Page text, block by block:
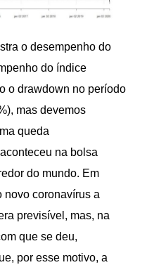
o desempenho do
do índice
o drawdown no período
mas devemos
queda
na bolsa
do mundo. Em
novo coronavírus a
previsível, mas, na
que se deu,
por esse motivo, a